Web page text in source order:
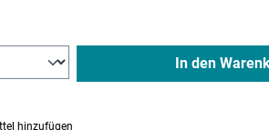
In den
hinzufügen